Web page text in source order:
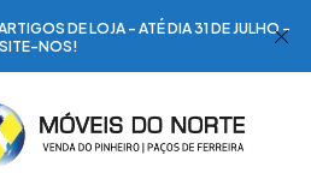
DE LOJA - ATÉ DIA 31 DE JULHO -
NOS!